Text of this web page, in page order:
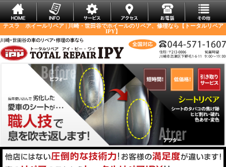
テスラ ホイールリペア | 川崎・世田谷でホイールのリペア、修理なら【トータルリペア
IPY】